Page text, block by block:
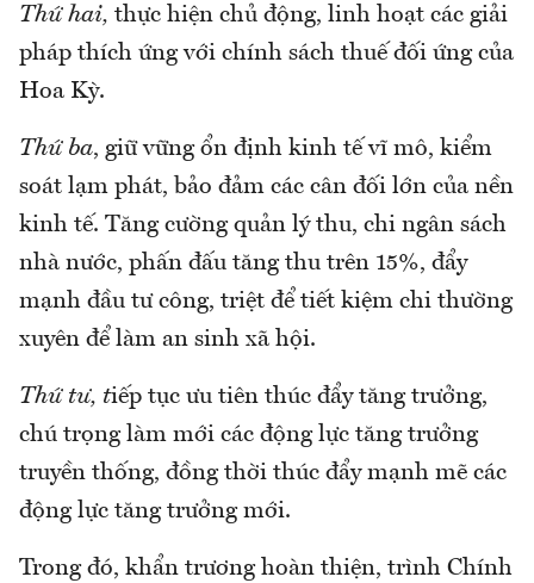
Thứ hai, thực hiện chủ động, linh hoạt các giải
pháp thích ứng với chính sách thuế đối ứng của
Hoa Kỳ.
Thứ ba, giữ vững ổn định kinh tế vĩ mô, kiểm
soát lạm phát, bảo đảm các cân đối lớn của nền
kinh tế. Tăng cường quản lý thu, chi ngân sách
nhà nước, phấn đấu tăng thu trên 15%, đẩy
mạnh đầu tư công, triệt để tiết kiệm chi thường
xuyên để làm an sinh xã hội.
Thứ tư, tiếp tục ưu tiên thúc đẩy tăng trưởng,
chú trọng làm mới các động lực tăng trưởng
truyền thống, đồng thời thúc đẩy mạnh mẽ các
động lực tăng trưởng mới.
Trong đó, khẩn trương hoàn thiện, trình Chính